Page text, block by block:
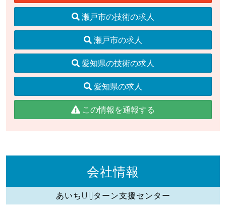
瀬戸市の技術の求人
瀬戸市の求人
愛知県の技術の求人
愛知県の求人
この情報を通報する
会社情報
あいちUIJターン支援センター